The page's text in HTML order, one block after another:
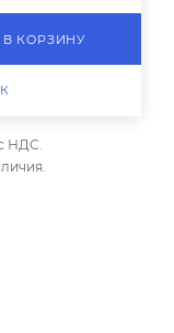
В КОРЗИНУ
НДС.